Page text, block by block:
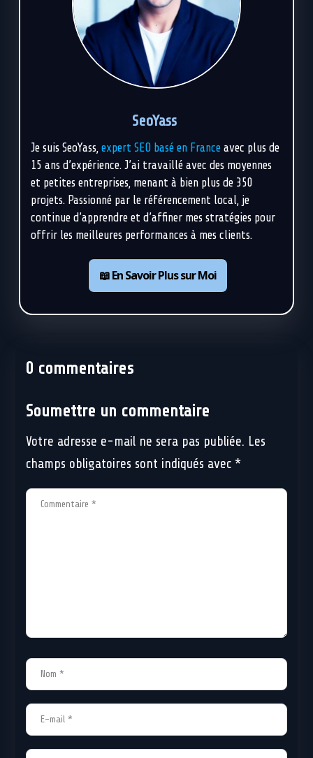
SeoYass
Je suis SeoYass, expert SEO basé en Franceavec plus de
15 ans d’expérience. J’ai travaillé avec des moyennes
et petites entreprises, menant à bien plus de 350
projets. Passionné par le référencement local, je
continue d’apprendre et d’affiner mes stratégies pour
offrir les meilleures performances à mes clients.
📖 En Savoir Plus sur Moi
0 commentaires
Soumettre un commentaire
Votre adresse e-mail ne sera pas publiée. Les
champs obligatoires sont indiqués avec *